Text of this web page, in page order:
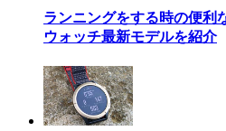
ランニングをする時の便利
ウォッチ最新モデルを紹介